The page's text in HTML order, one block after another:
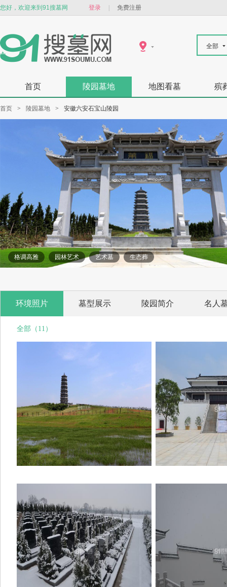
您好，欢迎来到91搜墓网 登录 免费注册
全部
首页 陵园墓地 地图看墓 殡
首页 > 陵园墓地 > 安徽六安石宝山陵园
格调高雅 园林艺术 艺术墓 生态葬
环境照片 墓型展示 陵园简介 名人
全部（11）